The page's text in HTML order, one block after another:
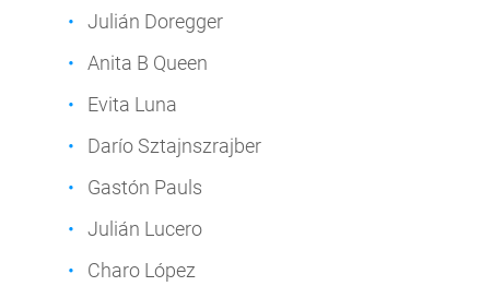
Julián Doregger
Anita B Queen
Evita Luna
Darío Sztajnszrajber
Gastón Pauls
Julián Lucero
Charo López